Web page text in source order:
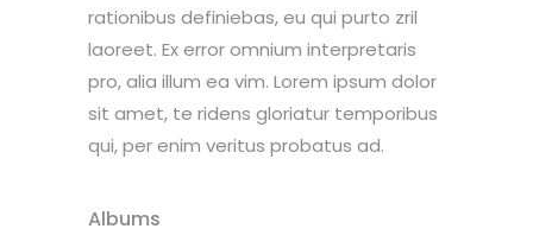
rationibus definiebas, eu qui purto zril
laoreet. Ex error omnium interpretaris
pro, alia illum ea vim. Lorem ipsum dolor
sit amet, te ridens gloriatur temporibus
qui, per enim veritus probatus ad.
Albums